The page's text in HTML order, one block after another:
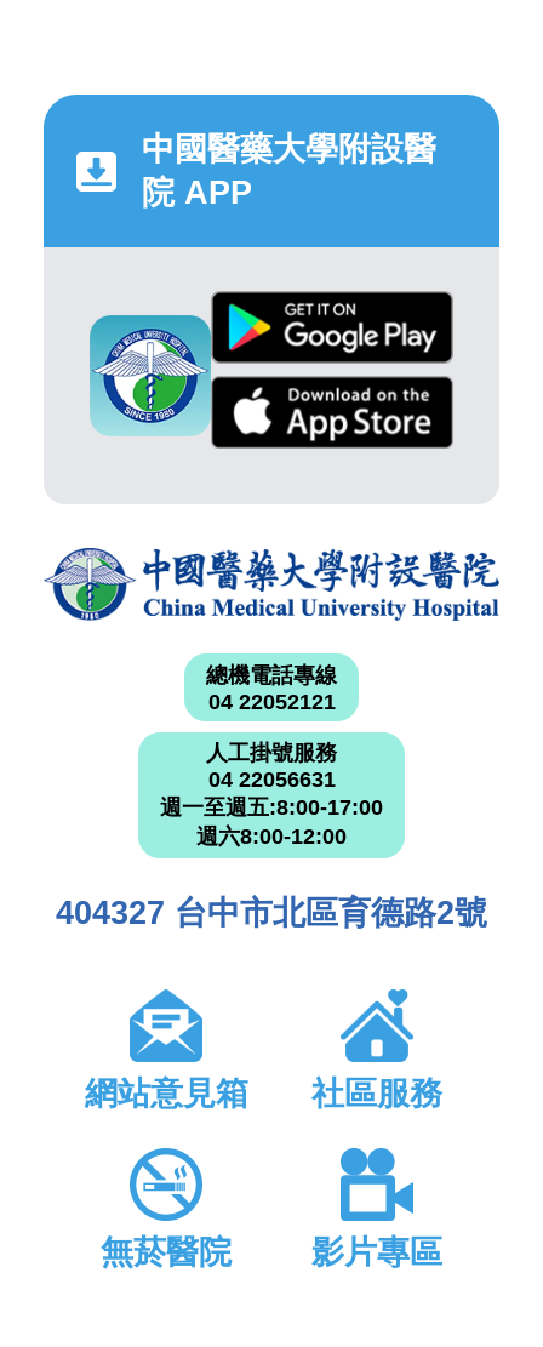
中國醫藥大學附設醫
院 APP
總機電話專線
04 22052121
人工掛號服務
04 22056631
週一至週五:8:00-17:00
週六8:00-12:00
404327 台中市北區育德路2號
網站意見箱 社區服務
無菸醫院 影片專區